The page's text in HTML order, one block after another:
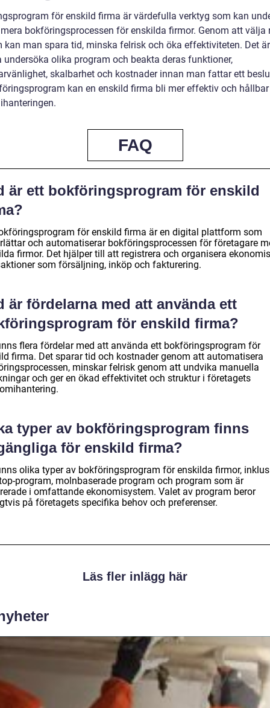
för enskild firma är värdefulla verktyg som kan
bokföringsprocessen för enskilda firmor. Genom att välja
kan man spara tid, minska felrisk och öka effektiviteten. Det
undersöka olika program och beakta deras funktioner,
skalbarhet och kostnader innan man fattar ett
kan en enskild firma bli mer effektiv och
FAQ
är ett bokföringsprogram för enskild
för enskild firma är en digital plattform som
och automatiserar bokföringsprocessen för företagare
firmor. Det hjälper till att registrera och organisera
som försäljning, inköp och fakturering.
är fördelarna med att använda ett
för enskild firma?
flera fördelar med att använda ett bokföringsprogram för
firma. Det sparar tid och kostnader genom att automatisera
minskar felrisk genom att undvika manuella
och ger en ökad effektivitet och struktur i företagets
typer av bokföringsprogram finns
för enskild firma?
olika typer av bokföringsprogram för enskilda firmor,
program, molnbaserade program och program som är
i omfattande ekonomisystem. Valet av program beror
på företagets specifika behov och preferenser.
Läs fler inlägg här